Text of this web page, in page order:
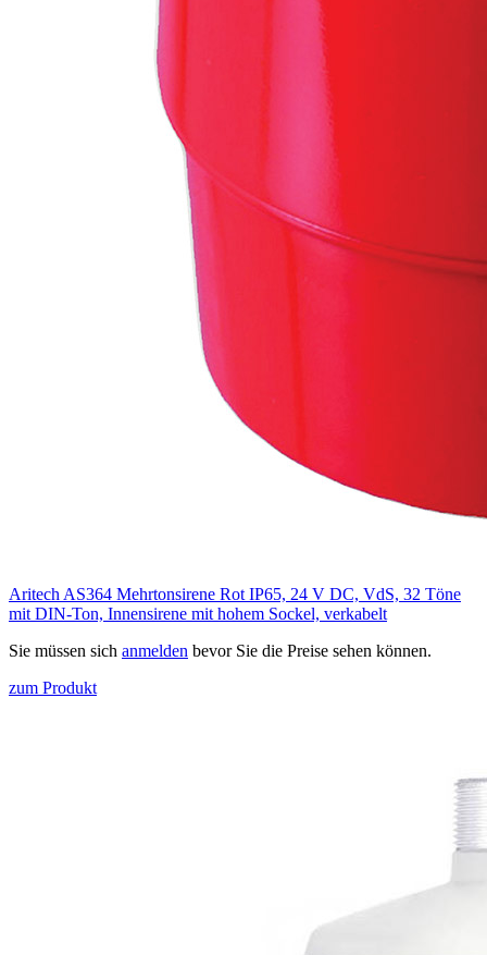
Aritech AS364 Mehrtonsirene Rot IP65, 24 V DC, VdS, 32 Töne
mit DIN-Ton, Innensirene mit hohem Sockel, verkabelt
Sie müssen sich anmelden bevor Sie die Preise sehen können.
zum Produkt